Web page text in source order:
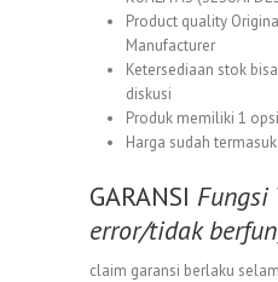
Product quality
Manufacturer
Ketersediaan stok
diskusi
Produk memiliki 1
Harga sudah
GARANSI Fungsi
error/tidak
claim garansi berlaku